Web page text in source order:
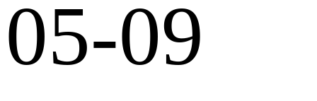
05-09